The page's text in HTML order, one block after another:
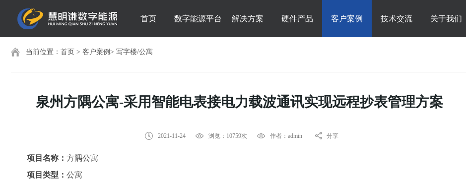
首页 数字能源平台 解决方案 硬件产品 客户案例 技术交流 关于我们
当前位置： 首页 > 客户案例 > 写字楼/公寓
泉州方隅公寓-采用智能电表接电力载波通讯实现远程抄表管理方案
2021-11-24 浏览：10759次 作者：admin 分享
项目名称： 方隅公寓
项目类型： 公寓